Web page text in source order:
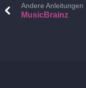
Andere Anleitungen
MusicBrainz